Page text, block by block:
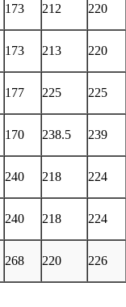
173 212 220
173 213 220
177 225 225
170 238.5 239
240 218 224
240 218 224
268 220 226